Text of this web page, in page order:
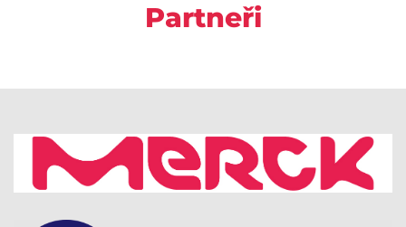
Partneři